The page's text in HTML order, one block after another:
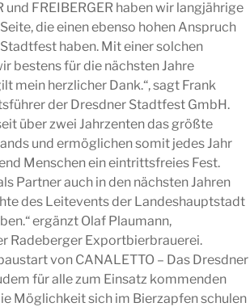
und FREIBERGER haben wir langjährige
die einen ebenso hohen Anspruch
haben. Mit einer solchen
bestens für die nächsten Jahre
mein herzlicher Dank.“, sagt Frank
der Dresdner Stadtfest GmbH.
über zwei Jahrzenten das größte
und ermöglichen somit jedes Jahr
Menschen ein eintrittsfreies Fest.
Partner auch in den nächsten Jahren
des Leitevents der Landeshauptstadt
ergänzt Olaf Plaumann,
Radeberger Exportbierbrauerei.
von CANALETTO – Das Dresdner
für alle zum Einsatz kommenden
Möglichkeit sich im Bierzapfen schulen